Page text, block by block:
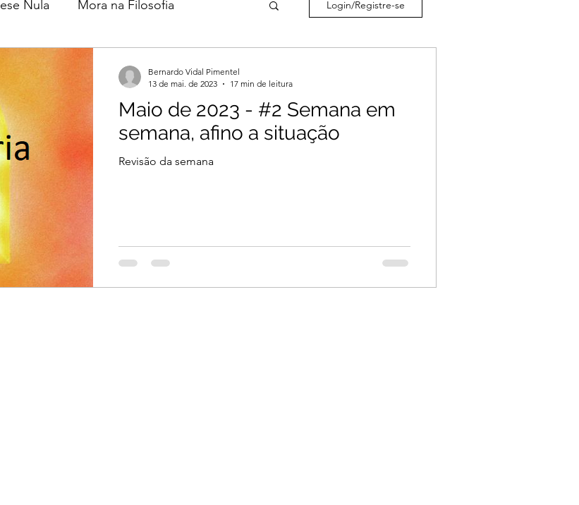
Nula Mora na Filosofia
2023
Março 2026 Março 2026
2025
Agosto 2025
2024 Outubro 2024
Login/Registre-se
Maio de 2023 - #2 Semana em
semana, afino a situação
Revisão da semana
Bernardo Vidal Pimentel
13 de mai. de 2023
17 min de leitura